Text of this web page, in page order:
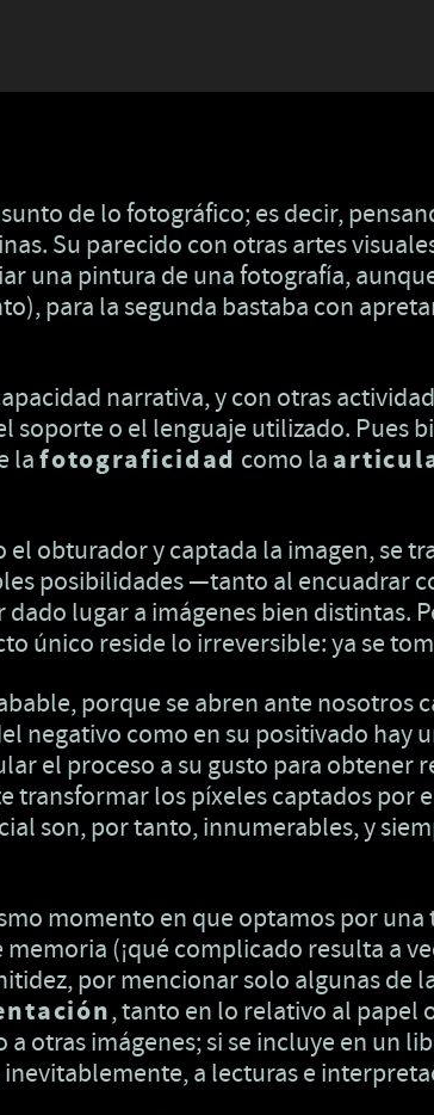
de lo fotográfico; es decir,
Su parecido con otras artes
una pintura de una fotografía,
para la segunda bastaba con
narrativa, y con otras
o el lenguaje utilizado. Pues
lafotograficidad como la
obturador y captada la imagen, se
posibilidades —tanto al encuadrar
lugar a imágenes bien distintas.
único reside lo irreversible: ya se
porque se abren ante nosotros
negativo como en su positivado hay
el proceso a su gusto para obtener
los píxeles captados por
son, por tanto, innumerables, y
momento en que optamos por
(¡qué complicado resulta a
por mencionar solo algunas de
, tanto en lo relativo al papel
otras imágenes; si se incluye en un
a lecturas e